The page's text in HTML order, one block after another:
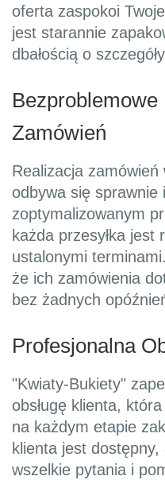
oferta zaspokoi
jest starannie
dbałością o
Zamówień
Realizacja
odbywa się sprawnie
zoptymalizowanym
każda przesyłka jest
ustalonymi
że ich zamówienia
bez żadnych
Profesjonalna
"Kwiaty-Bukiety"
obsługę klienta,
na każdym etapie
klienta jest
wszelkie pytania i